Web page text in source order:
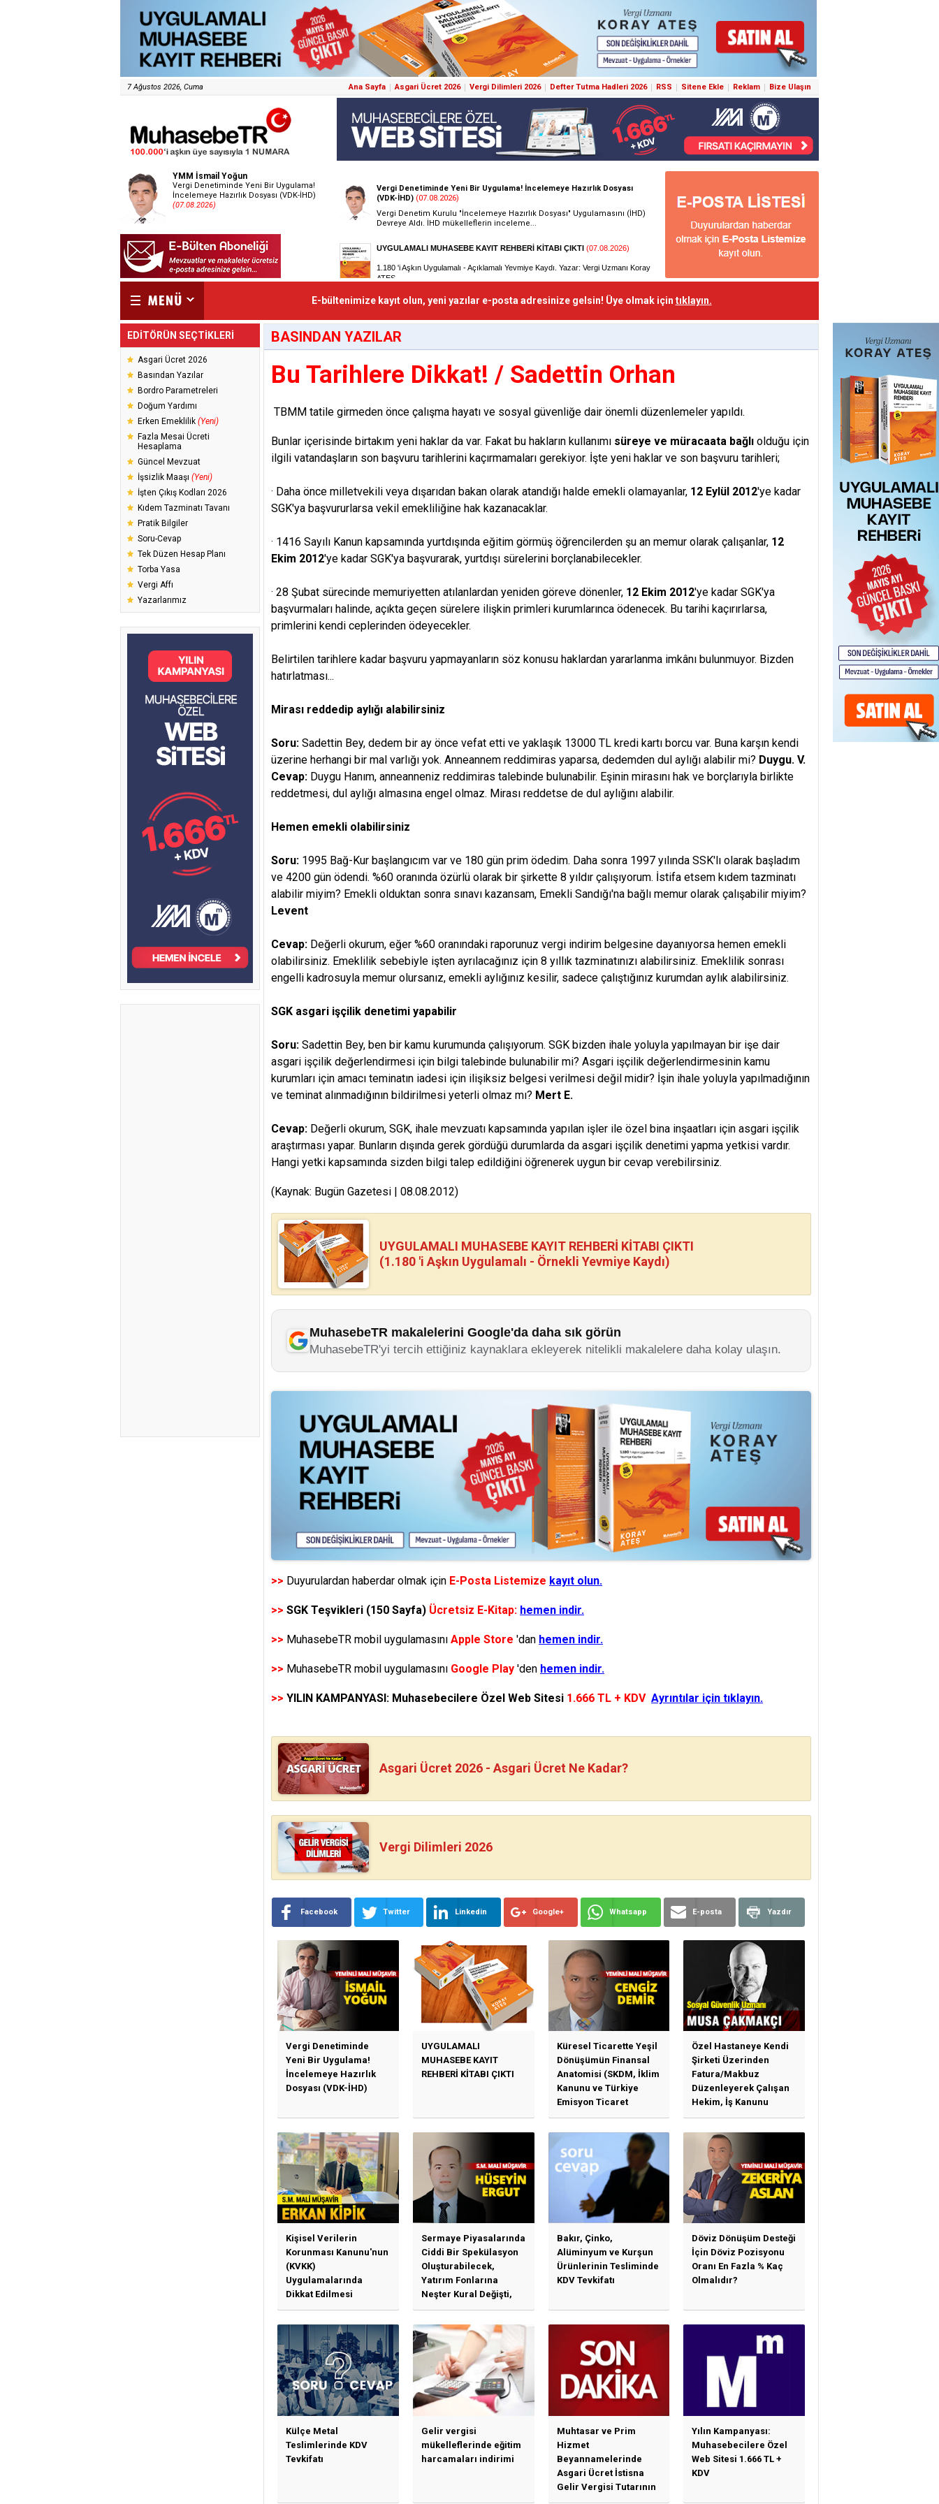
7 Ağustos 2026, Cuma Ana Sayfa Asgari Ücret 2026 Vergi Dilimleri 2026 Defter Tutma Hadleri 2026 RSS Sitene Ekle Reklam Bize Ulaşın
YMM İsmail Yoğun
Vergi Denetiminde Yeni Bir Uygulama!
İncelemeye Hazırlık Dosyası (VDK-İHD)
(07.08.2026)
E-bültenimize kayıt olun, yeni yazılar e-posta adresinize gelsin! Üye olmak için tıklayın.
EDİTÖRÜN SEÇTİKLERİ
Asgari Ücret 2026
Basından Yazılar
Bordro Parametreleri
Doğum Yardımı
Erken Emeklilik (Yeni)
Fazla Mesai Ücreti
Hesaplama
Güncel Mevzuat
İşsizlik Maaşı (Yeni)
İşten Çıkış Kodları 2026
Kıdem Tazminatı Tavanı
Pratik Bilgiler
Soru-Cevap
Tek Düzen Hesap Planı
Torba Yasa
Vergi Affı
Yazarlarımız
BASINDAN YAZILAR
Bu Tarihlere Dikkat! / Sadettin Orhan
TBMM tatile girmeden önce çalışma hayatı ve sosyal güvenliğe dair önemli düzenlemeler yapıldı.
Bunlar içerisinde birtakım yeni haklar da var. Fakat bu hakların kullanımı süreye ve müracaata bağlı olduğu için
ilgili vatandaşların son başvuru tarihlerini kaçırmamaları gerekiyor. İşte yeni haklar ve son başvuru tarihleri;
· Daha önce milletvekili veya dışarıdan bakan olarak atandığı halde emekli olamayanlar, 12 Eylül 2012'ye kadar
SGK'ya başvururlarsa vekil emekliliğine hak kazanacaklar.
· 1416 Sayılı Kanun kapsamında yurtdışında eğitim görmüş öğrencilerden şu an memur olarak çalışanlar, 12
Ekim 2012'ye kadar SGK'ya başvurarak, yurtdışı sürelerini borçlanabilecekler.
· 28 Şubat sürecinde memuriyetten atılanlardan yeniden göreve dönenler, 12 Ekim 2012'ye kadar SGK'ya
başvurmaları halinde, açıkta geçen sürelere ilişkin primleri kurumlarınca ödenecek. Bu tarihi kaçırırlarsa,
primlerini kendi ceplerinden ödeyecekler.
Belirtilen tarihlere kadar başvuru yapmayanların söz konusu haklardan yararlanma imkânı bulunmuyor. Bizden
hatırlatması...
Mirası reddedip aylığı alabilirsiniz
Soru: Sadettin Bey, dedem bir ay önce vefat etti ve yaklaşık 13000 TL kredi kartı borcu var. Buna karşın kendi
üzerine herhangi bir mal varlığı yok. Anneannem reddimiras yaparsa, dedemden dul aylığı alabilir mi? Duygu. V.
Cevap: Duygu Hanım, anneanneniz reddimiras talebinde bulunabilir. Eşinin mirasını hak ve borçlarıyla birlikte
reddetmesi, dul aylığı almasına engel olmaz. Mirası reddetse de dul aylığını alabilir.
Hemen emekli olabilirsiniz
Soru: 1995 Bağ-Kur başlangıcım var ve 180 gün prim ödedim. Daha sonra 1997 yılında SSK'lı olarak başladım
ve 4200 gün ödendi. %60 oranında özürlü olarak bir şirkette 8 yıldır çalışıyorum. İstifa etsem kıdem tazminatı
alabilir miyim? Emekli olduktan sonra sınavı kazansam, Emekli Sandığı'na bağlı memur olarak çalışabilir miyim?
Levent
Cevap: Değerli okurum, eğer %60 oranındaki raporunuz vergi indirim belgesine dayanıyorsa hemen emekli
olabilirsiniz. Emeklilik sebebiyle işten ayrılacağınız için 8 yıllık tazminatınızı alabilirsiniz. Emeklilik sonrası
engelli kadrosuyla memur olursanız, emekli aylığınız kesilir, sadece çalıştığınız kurumdan aylık alabilirsiniz.
SGK asgari işçilik denetimi yapabilir
Soru: Sadettin Bey, ben bir kamu kurumunda çalışıyorum. SGK bizden ihale yoluyla yapılmayan bir işe dair
asgari işçilik değerlendirmesi için bilgi talebinde bulunabilir mi? Asgari işçilik değerlendirmesinin kamu
kurumları için amacı teminatın iadesi için ilişiksiz belgesi verilmesi değil midir? İşin ihale yoluyla yapılmadığının
ve teminat alınmadığının bildirilmesi yeterli olmaz mı? Mert E.
Cevap: Değerli okurum, SGK, ihale mevzuatı kapsamında yapılan işler ile özel bina inşaatları için asgari işçilik
araştırması yapar. Bunların dışında gerek gördüğü durumlarda da asgari işçilik denetimi yapma yetkisi vardır.
Hangi yetki kapsamında sizden bilgi talep edildiğini öğrenerek uygun bir cevap verebilirsiniz.
(Kaynak: Bugün Gazetesi | 08.08.2012)
UYGULAMALI MUHASEBE KAYIT REHBERİ KİTABI ÇIKTI
(1.180 'i Aşkın Uygulamalı - Örnekli Yevmiye Kaydı)
MuhasebeTR makalelerini Google'da daha sık görün
MuhasebeTR'yi tercih ettiğiniz kaynaklara ekleyerek nitelikli makalelere daha kolay ulaşın.
>> Duyurulardan haberdar olmak için E-Posta Listemize kayıt olun.
>> SGK Teşvikleri (150 Sayfa) Ücretsiz E-Kitap: hemen indir.
>> MuhasebeTR mobil uygulamasını Apple Store 'dan hemen indir.
>> MuhasebeTR mobil uygulamasını Google Play 'den hemen indir.
>> YILIN KAMPANYASI: Muhasebecilere Özel Web Sitesi 1.666 TL + KDV Ayrıntılar için tıklayın.
Asgari Ücret 2026 - Asgari Ücret Ne Kadar?
Vergi Dilimleri 2026
Facebook Twitter Linkedin Google+ Whatsapp E-posta Yazdır
Vergi Denetiminde
Yeni Bir Uygulama!
İncelemeye Hazırlık
Dosyası (VDK-İHD)
UYGULAMALI
MUHASEBE KAYIT
REHBERİ KİTABI ÇIKTI
Küresel Ticarette Yeşil
Dönüşümün Finansal
Anatomisi (SKDM, İklim
Kanunu ve Türkiye
Emisyon Ticaret
Sistemi (TR-ETS)
Özel Hastaneye Kendi
Şirketi Üzerinden
Fatura/Makbuz
Düzenleyerek Çalışan
Hekim, İş Kanunu
Hükümlerinden
Kişisel Verilerin
Korunması Kanunu'nun
(KVKK)
Uygulamalarında
Dikkat Edilmesi
Gereken Özet Başlıklar
Sermaye Piyasalarında
Ciddi Bir Spekülasyon
Oluşturabilecek,
Yatırım Fonlarına
Neşter Kural Değişti,
SPK’dan Kritik Hamle
Haberlerine Sermaye
Piyasası Kurulundan
Yalanlama Ve Yerinde
Bir Açıklama Geldi
Bakır, Çinko,
Alüminyum ve Kurşun
Ürünlerinin Tesliminde
KDV Tevkifatı
Döviz Dönüşüm Desteği
İçin Döviz Pozisyonu
Oranı En Fazla % Kaç
Olmalıdır?
Külçe Metal
Teslimlerinde KDV
Tevkifatı
Gelir vergisi
mükelleflerinde eğitim
harcamaları indirimi
Muhtasar ve Prim
Hizmet
Beyannamelerinde
Asgari Ücret İstisna
Gelir Vergisi Tutarının
Güncellenmesine
Yılın Kampanyası:
Muhasebecilere Özel
Web Sitesi 1.666 TL +
KDV